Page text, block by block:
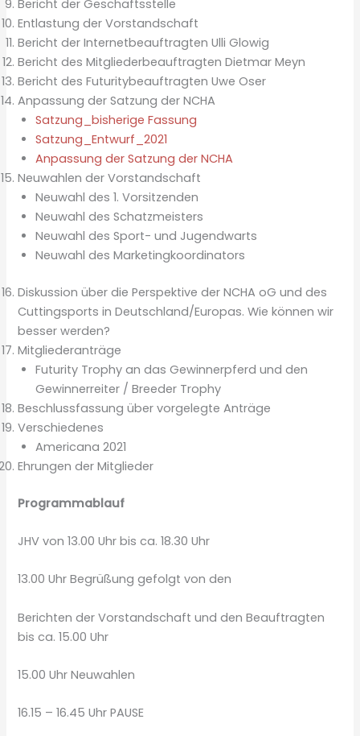
Bericht der Geschäftsstelle
Entlastung der Vorstandschaft
Bericht der Internetbeauftragten Ulli Glowig
Bericht des Mitgliederbeauftragten Dietmar Meyn
Bericht des Futuritybeauftragten Uwe Oser
Anpassung der Satzung der NCHA
Satzung_bisherige Fassung
Satzung_Entwurf_2021
Anpassung der Satzung der NCHA
Neuwahlen der Vorstandschaft
Neuwahl des 1. Vorsitzenden
Neuwahl des Schatzmeisters
Neuwahl des Sport- und Jugendwarts
Neuwahl des Marketingkoordinators
Diskussion über die Perspektive der NCHA oG und des
Cuttingsports in Deutschland/Europas. Wie können wir
besser werden?
Mitgliederanträge
Futurity Trophy an das Gewinnerpferd und den
Gewinnerreiter / Breeder Trophy
Beschlussfassung über vorgelegte Anträge
Verschiedenes
Americana 2021
Ehrungen der Mitglieder
Programmablauf
JHV von 13.00 Uhr bis ca. 18.30 Uhr
13.00 Uhr Begrüßung gefolgt von den
Berichten der Vorstandschaft und den Beauftragten
bis ca. 15.00 Uhr
15.00 Uhr Neuwahlen
16.15 – 16.45 Uhr PAUSE